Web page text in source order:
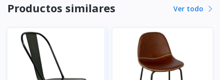
Productos similares Ver todo